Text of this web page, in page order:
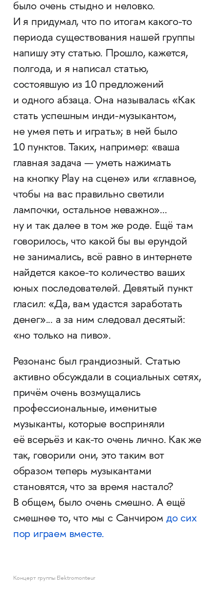
было очень стыдно и неловко.
И я придумал, что по итогам какого-то
периода существования нашей группы
напишу эту статью. Прошло, кажется,
полгода, и я написал статью,
состоявшую из 10 предложений
и одного абзаца. Она называлась «Как
стать успешным инди-музыкантом,
не умея петь и играть»; в ней было
10 пунктов. Таких, например: «ваша
главная задача — уметь нажимать
на кнопку Play на сцене» или «главное,
чтобы на вас правильно светили
лампочки, остальное неважно»...
ну и так далее в том же роде. Ещё там
говорилось, что какой бы вы ерундой
не занимались, всё равно в интернете
найдется какое-то количество ваших
юных последователей. Девятый пункт
гласил: «Да, вам удастся заработать
денег»... а за ним следовал десятый:
«но только на пиво».
Резонанс был грандиозный. Статью
активно обсуждали в социальных сетях,
причём очень возмущались
профессиональные, именитые
музыканты, которые восприняли
её всерьёз и как-то очень лично. Как же
так, говорили они, это таким вот
образом теперь музыкантами
становятся, что за время настало?
В общем, было очень смешно. А ещё
смешнее то, что мы с Санчиром до сих
пор играем вместе.
Koнцерт группы Elektromonteur